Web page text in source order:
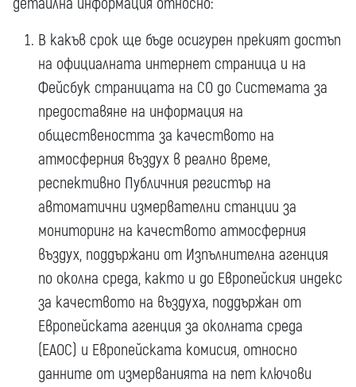
В какъв срок ще бъде осигурен прекият достъп
на официалната интернет страница и на
Фейсбук страницата на СО до Системата за
предоставяне на информация на
обществеността за качеството на
атмосферния въздух в реално време,
респективно Публичния регистър на
автоматични измервателни станции за
мониторинг на качеството атмосферния
въздух, поддържани от Изпълнителна агенция
по околна среда, както и до Европейския индекс
за качеството на въздуха, поддържан от
Европейската агенция за околната среда
(ЕАОС) и Европейската комисия, относно
данните от измерванията на пет ключови